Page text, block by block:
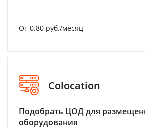
От 0.80 руб./месяц
Colocation
Подобрать ЦОД для
оборудования